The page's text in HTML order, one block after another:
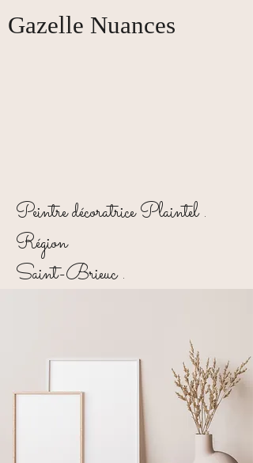
Gazelle Nuances
Peintre décoratrice Plaintel .
Région
Saint-Brieuc .